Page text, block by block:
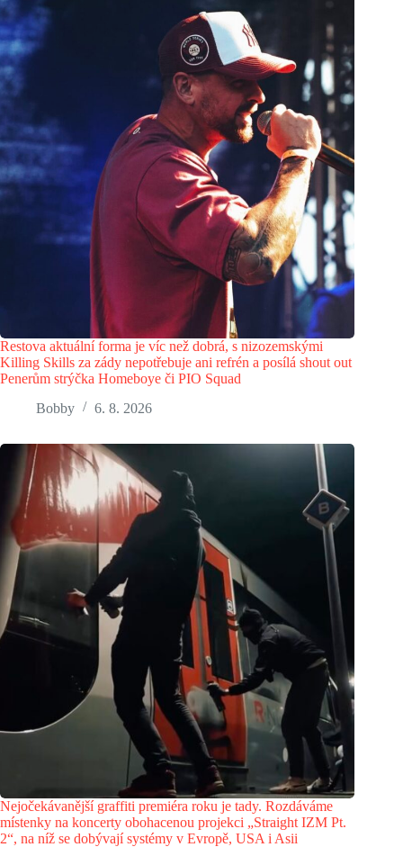
Restova aktuální forma je víc než dobrá, s nizozemskými
Killing Skills za zády nepotřebuje ani refrén a posílá shout out
Penerům strýčka Homeboye či PIO Squad
Bobby
6. 8. 2026
Nejočekávanější graffiti premiéra roku je tady. Rozdáváme
místenky na koncerty obohacenou projekci „Straight IZM Pt.
2“, na níž se dobývají systémy v Evropě, USA i Asii